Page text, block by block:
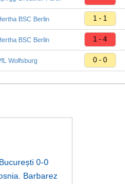
BSC Berlin 1 - 1
BSC Berlin 1 - 4
Wolfsburg 0 - 0
0-0
Barbarez